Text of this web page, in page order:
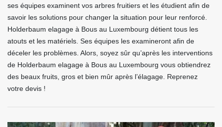
ses équipes examinent vos arbres fruitiers et les étudient afin de
savoir les solutions pour changer la situation pour leur renforcé.
Holderbaum elagage à Bous au Luxembourg détient tous les
atouts et les matériels. Ses équipes les examineront afin de
déceler les problèmes. Alors, soyez sûr qu’après les interventions
de Holderbaum elagage à Bous au Luxembourg vous obtiendrez
des beaux fruits, gros et bien mûr après l’élagage. Reprenez
votre devis !